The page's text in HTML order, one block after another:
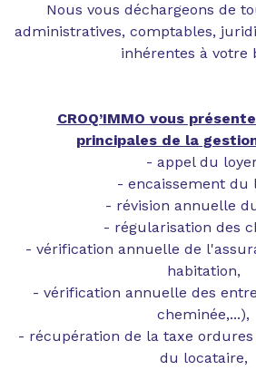
Nous vous déchargeons de
administratives, comptables,
inhérentes à votre
CROQ’IMMO vous
principales de la
- appel du
- encaissement du
- révision annuelle
- régularisation des
- vérification annuelle de
habitation,
- vérification annuelle des
cheminée,...),
- récupération de la taxe
du locataire,